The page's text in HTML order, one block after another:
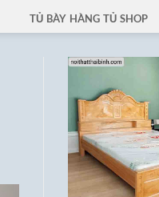
TỦ BÀY HÀNG TỦ SHOP